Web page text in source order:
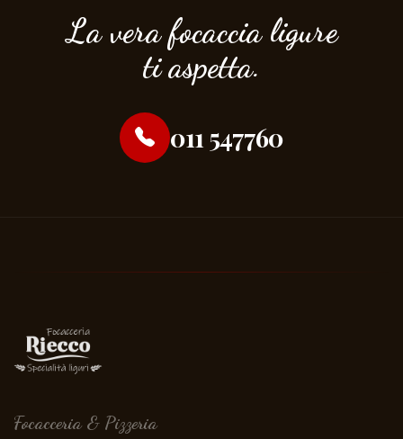
La vera focaccia ligure
ti aspetta.
011 547760
Focacceria & Pizzeria